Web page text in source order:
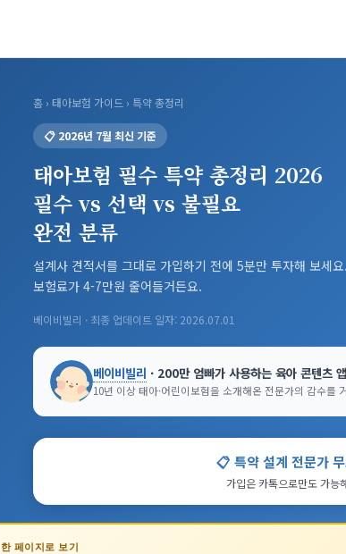
홈 › 태아보험 가이드 › 특약 총정리
📋 2026년 7월 최신 기준
태아보험 필수 특약 총정리 2026
필수 vs 선택 vs 불필요
완전 분류
설계사 견적서를 그대로 가입하기 전에 5분만 투자해 보세
보험료가 4-7만원 줄어들거든요.
베이비빌리 · 최종 업데이트 일자: 2026.07.01
베이비빌리 · 200만 엄빠가 사용하는 육아 콘텐츠 앱
10년 이상 태아·어린이보험을 소개해온 전문가의 감수를
📋 특약 설계 전문가
가입은 카톡으로만도 가능
한 페이지로 보기